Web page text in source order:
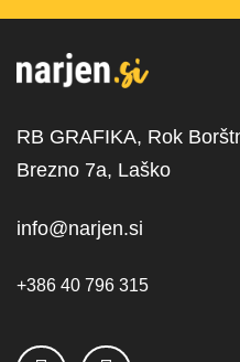
RB GRAFIKA, Rok
Brezno 7a, Laško
info@narjen.si
+386 40 796 315